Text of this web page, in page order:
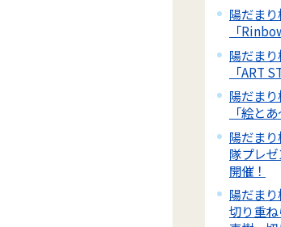
陽だま
「
陽だま
「ART
陽だま
「絵と
陽だま
隊プレゼ
開催！
陽だま
切り重